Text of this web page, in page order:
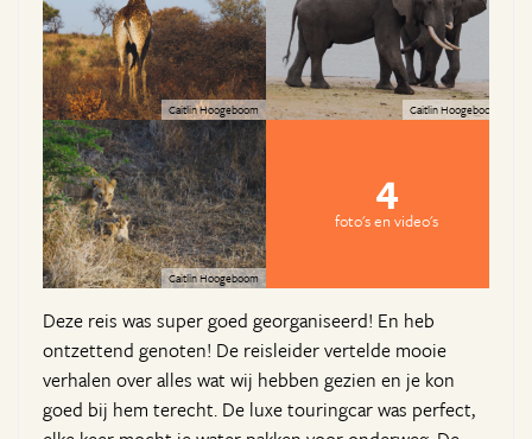
Caitlin Hoogeboom Caitlin Hoogeboom
Caitlin Hoogeboom
4
foto's en video's
Deze reis was super goed georganiseerd! En heb
ontzettend genoten! De reisleider vertelde mooie
verhalen over alles wat wij hebben gezien en je kon
goed bij hem terecht. De luxe touringcar was perfect,